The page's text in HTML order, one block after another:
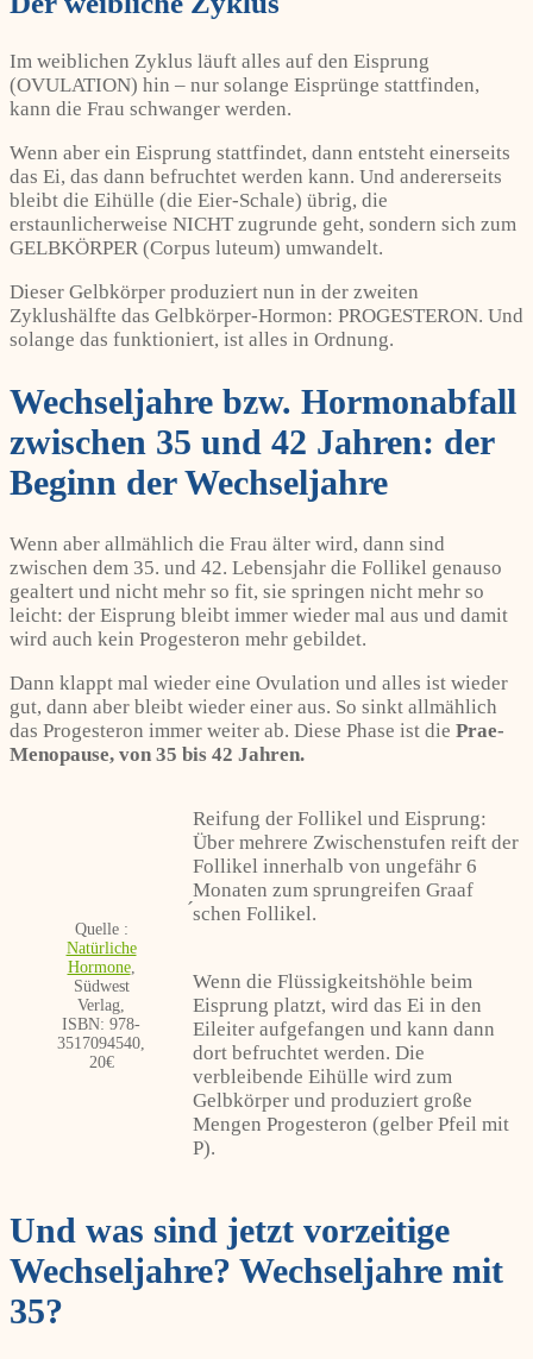
Im weiblichen Zyklus läuft alles auf den Eisprung
(OVULATION) hin – nur solange Eisprünge stattfinden,
kann die Frau schwanger werden.
Wenn aber ein Eisprung stattfindet, dann entsteht einerseits
das Ei, das dann befruchtet werden kann. Und andererseits
bleibt die Eihülle (die Eier-Schale) übrig, die
erstaunlicherweise NICHT zugrunde geht, sondern sich zum
GELBKÖRPER (Corpus luteum) umwandelt.
Dieser Gelbkörper produziert nun in der zweiten
Zyklushälfte das Gelbkörper-Hormon: PROGESTERON. Und
solange das funktioniert, ist alles in Ordnung.
Wechseljahre bzw. Hormonabfall
zwischen 35 und 42 Jahren: der
Beginn der Wechseljahre
Wenn aber allmählich die Frau älter wird, dann sind
zwischen dem 35. und 42. Lebensjahr die Follikel genauso
gealtert und nicht mehr so fit, sie springen nicht mehr so
leicht: der Eisprung bleibt immer wieder mal aus und damit
wird auch kein Progesteron mehr gebildet.
Dann klappt mal wieder eine Ovulation und alles ist wieder
gut, dann aber bleibt wieder einer aus. So sinkt allmählich
das Progesteron immer weiter ab. Diese Phase ist die Prae-
Menopause, von 35 bis 42 Jahren.
Quelle :
Natürliche
Hormone,
Südwest
Verlag,
ISBN: 978-
3517094540,
20€
Reifung der Follikel und Eisprung:
Über mehrere Zwischenstufen reift der
Follikel innerhalb von ungefähr 6
Monaten zum sprungreifen Graaf
́schen Follikel.
Wenn die Flüssigkeitshöhle beim
Eisprung platzt, wird das Ei in den
Eileiter aufgefangen und kann dann
dort befruchtet werden. Die
verbleibende Eihülle wird zum
Gelbkörper und produziert große
Mengen Progesteron (gelber Pfeil mit
P).
Und was sind jetzt vorzeitige
Wechseljahre? Wechseljahre mit
35?